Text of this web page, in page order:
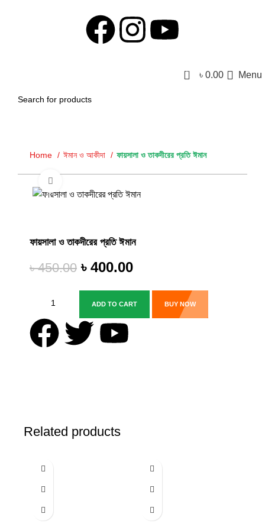
0 ৳ 0.00 Menu
Home ঈমান ও আকীদা ফায়সালা ও তাকদীরের প্রতি ঈমান
ফায়সালা ও তাকদীরের প্রতি ঈমান
৳450.00 ৳ 400.00
ADD TO CART BUY NOW
Related products
-19% -27%